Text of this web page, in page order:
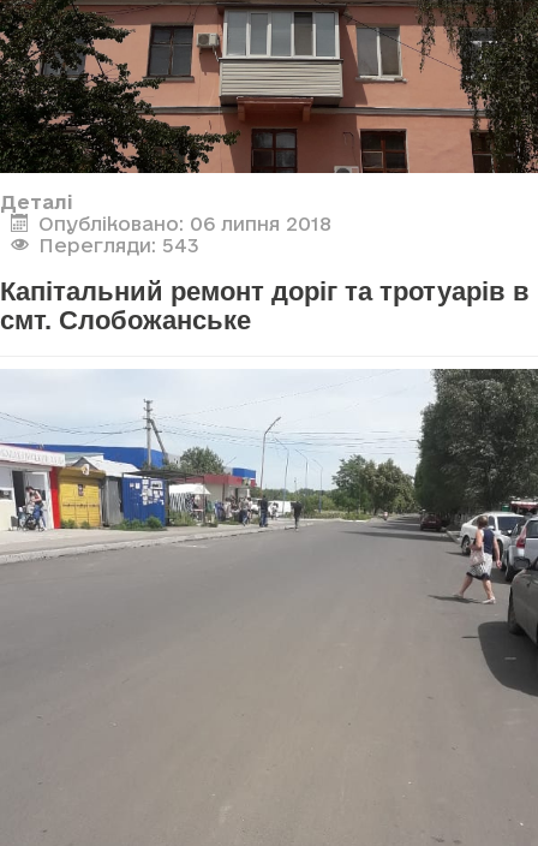
Деталі
Опубліковано: 06 липня 2018
Перегляди: 543
Капітальний ремонт доріг та тротуарів в
смт. Слобожанське